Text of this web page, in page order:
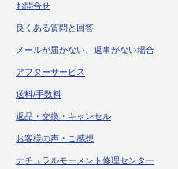
お問合せ
良くある質問と回答
メールが届かない、返事がない場合
アフターサービス
送料/手数料
返品・交換・キャンセル
お客様の声・ご感想
ナチュラルモーメント修理センター